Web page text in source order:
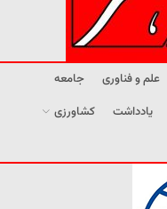
علم و فناوری
جامعه
یادداشت
کشاورزی